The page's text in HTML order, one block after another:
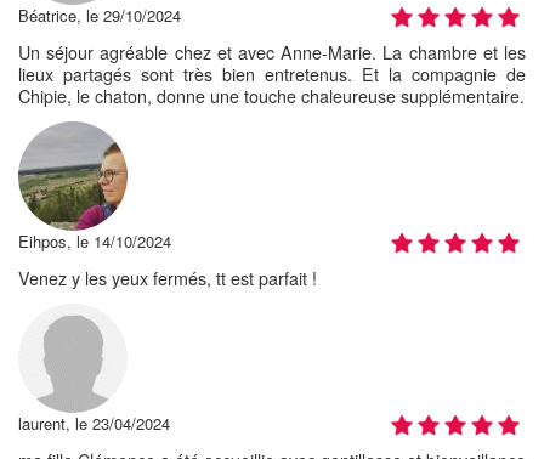
Béatrice, le 29/10/2024
Un séjour agréable chez et avec Anne-Marie. La chambre et les
lieux partagés sont très bien entretenus. Et la compagnie de
Chipie, le chaton, donne une touche chaleureuse supplémentaire.
Eihpos, le 14/10/2024
Venez y les yeux fermés, tt est parfait !
laurent, le 23/04/2024